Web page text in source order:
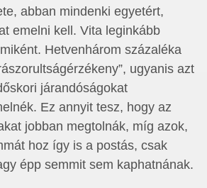
abban mindenki egyetért,
emelni kell. Vita leginkább
Hetvenhárom százaléka
ugyanis azt
járandóságokat
Ez annyit tesz, hogy az
jobban megtolnák, míg azok,
hoz így is a postás, csak
épp semmit sem kaphatnának.